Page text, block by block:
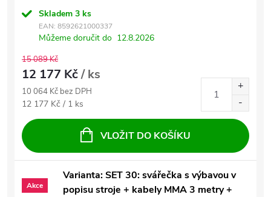
Skladem 3 ks
EAN: 8592621000337
Můžeme doručit do 12.8.2026
15 089 Kč
12 177 Kč/ ks
10 064 Kč bez DPH
Měrná cena:
12 177 Kč / 1 ks
VLOŽIT DO KOŠÍKU
Akce
Varianta: SET 30: svářečka s výbavou v
popisu stroje + kabely MMA 3 metry +